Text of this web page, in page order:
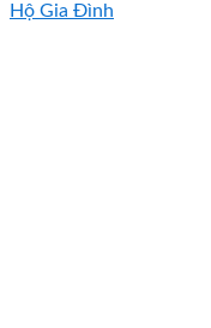
Hộ Gia Đình